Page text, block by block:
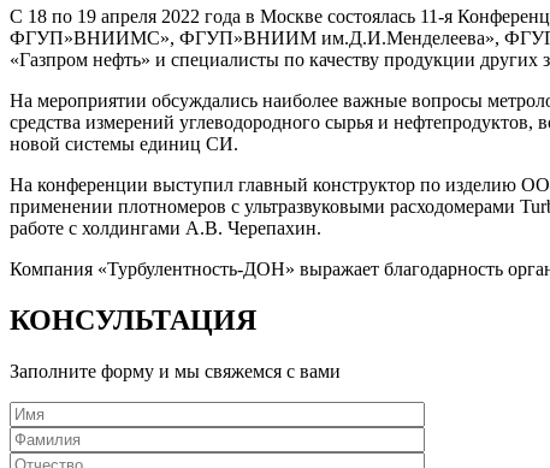
С 18 по 19 апреля 2022 года в Москве состоялась 11-я
ФГУП»ВНИИМС», ФГУП»ВНИИМ им.Д.И.Менделеева», ФГУП
«Газпром нефть» и специалисты по качеству продукции других
На мероприятии обсуждались наиболее важные вопросы
средства измерений углеводородного сырья и
новой системы единиц СИ.
На конференции выступил главный конструктор по изделию
применении плотномеров с ультразвуковыми расходомерами
работе с холдингами А.В. Черепахин.
Компания «Турбулентность-ДОН» выражает благодарность
КОНСУЛЬТАЦИЯ
Заполните форму и мы свяжемся с вами